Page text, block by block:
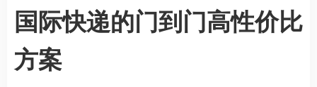
国际快递的门到门高性价比
方案